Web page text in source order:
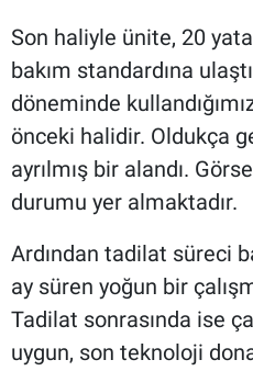
Son haliyle ünite, 20
bakım standardına
döneminde
önceki halidir. Oldukça
ayrılmış bir alandı.
durumu yer almaktadır.
Ardından tadilat süreci
ay süren yoğun bir
Tadilat sonrasında ise
uygun, son teknoloji